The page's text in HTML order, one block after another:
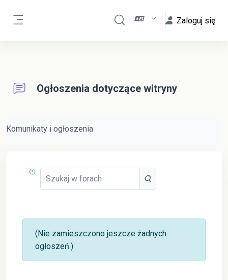
Przełącznik wyszukiwarki
Zaloguj się
Ogłoszenia dotyczące witryny
Komunikaty i ogłoszenia
Szukaj w forach
Szukaj w forach
(Nie zamieszczono jeszcze żadnych
ogłoszeń.)